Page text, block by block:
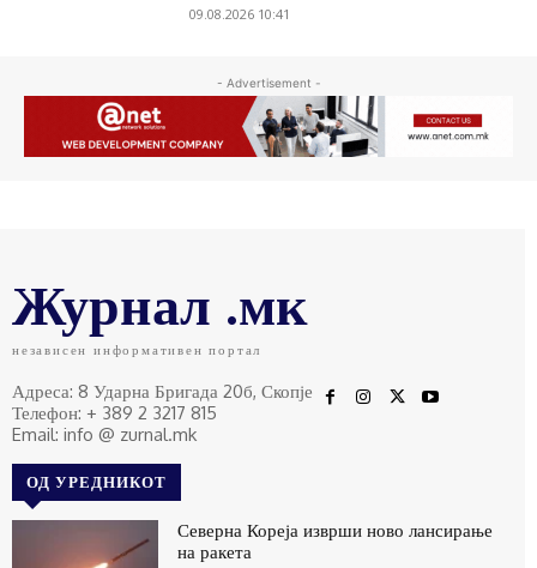
09.08.2026 10:41
- Advertisement -
Журнал .мк
независен информативен портал
Адреса: 8 Ударна Бригада 20б, Скопје
Телефон: + 389 2 3217 815
Email: info @ zurnal.mk
ОД УРЕДНИКОТ
Северна Кореја изврши ново лансирање
на ракета